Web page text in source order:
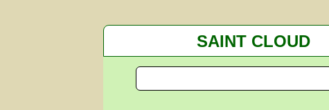
SAINT CLOUD